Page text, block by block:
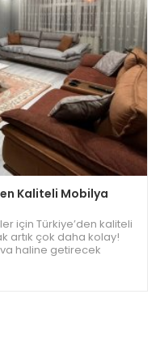
Kaliteli Mobilya
için Türkiye’den kaliteli
artık çok daha kolay!
haline getirecek
Avrupa ve diğer